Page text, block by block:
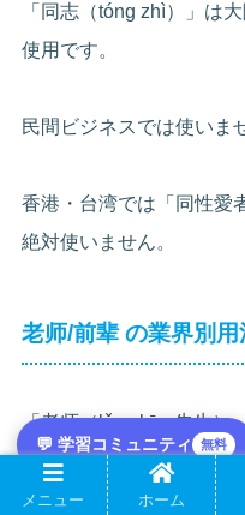
「同志（tóng zhì）」は
使用です。
民間ビジネスでは使いま
香港・台湾では「同性愛
絶対使いません。
老师/前辈 の業界別用
「老师（lǎo shī・先生）
广告業界でも使われます
💬 学習コミュニティ 無料
メニュー ホーム